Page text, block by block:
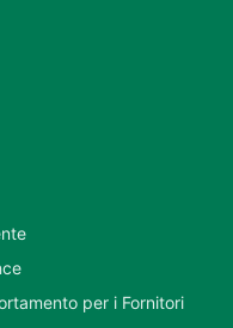
per i Fornitori